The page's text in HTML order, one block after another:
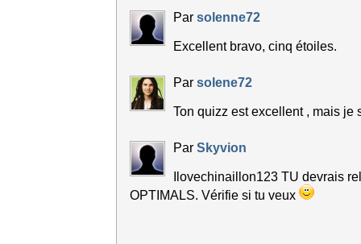
Par solenne72
Excellent bravo, cinq étoiles.
Par solene72
Ton quizz est excellent , mais
Par Skyvion
Ilovechinaillon123 TU devrais
OPTIMALS. Vérifie si tu veux